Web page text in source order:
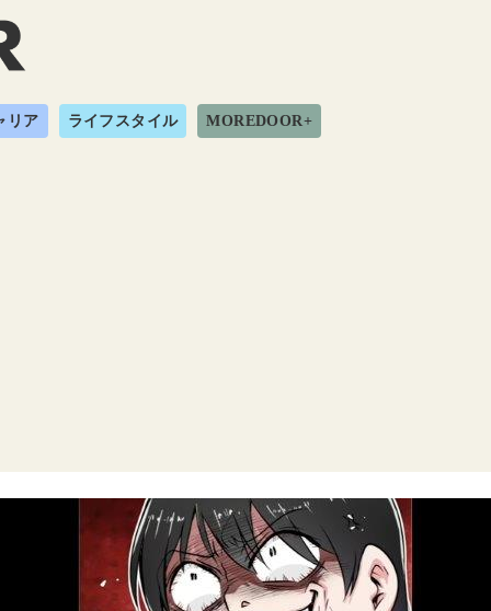
リア ライフスタイル MOREDOOR+